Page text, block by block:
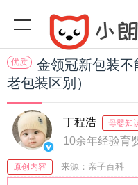
优质
金领冠新包装
老包装区别）
丁程浩 母婴知
10余年经验育
原创内容 来源：亲子百科